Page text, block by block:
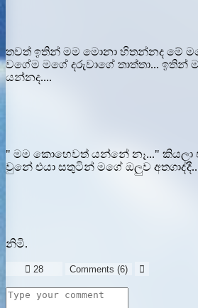
තවත් ඉතින් මම මොනා හිතන්නද මේ
වගේම මගේ දරුවාගේ තාත්තා... ඉතින්
යන්නද....
" මම කොහෙවත් යන්නේ නෑ..." කියලා
වුනේ එයා සතුටින් මගේ ඔලුව
නිමි.
 28 Comments (6) 